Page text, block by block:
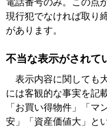
電話番号のみ。この点
現行犯でなければ取り
があります。
不当な表示がされて
表示内容に関しても
には客観的な事実を記
「お買い得物件」「マ
安」「資産価値大」と